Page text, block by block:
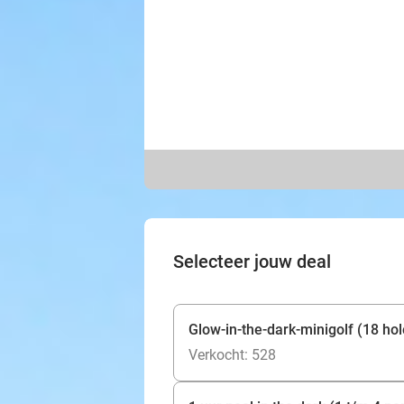
Selecteer jouw deal
Glow-in-the-dark-minigolf (18
Verkocht: 528